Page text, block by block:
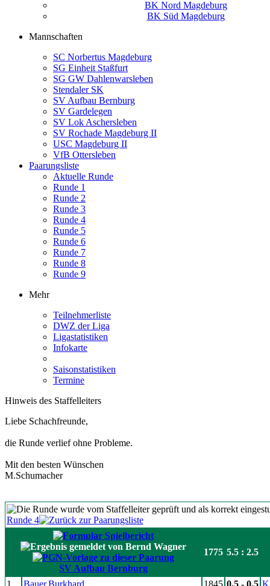
BK Nord Magdeburg
BK Süd Magdeburg
Mannschaften
SC Norbertus Magdeburg
SG Einheit Staßfurt
SG GW Dahlenwarsleben
Stendaler SK
SV Aufbau Bernburg
SV Gardelegen
SV Lok Aschersleben
SV Rochade Magdeburg II
USC Magdeburg II
VfB Ottersleben
Paarungsliste
Aktuelle Runde
Runde 1
Runde 2
Runde 3
Runde 4
Runde 5
Runde 6
Runde 7
Runde 8
Runde 9
Mehr
Teilnehmerliste
DWZ der Liga
Ligastatistiken
Infokarte
Saisonstatistiken
Termine
Hinweis des Staffelleiters
Liebe Schachfreunde,
die Runde verlief ohne Probleme.
Mit den besten Wünschen
M.Schumacher
Runde 4
SV Aufbau Bernburg
1775 5.5 : 2.5
1 Bauer,Burkhard 1845 0.5 - 0.5